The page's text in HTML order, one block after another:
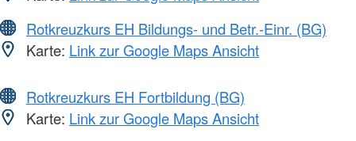
Rotkreuzkurs EH Bildungs- und Betr.-Einr. (BG)
Karte: Link zur Google Maps Ansicht
Rotkreuzkurs EH Fortbildung (BG)
Karte: Link zur Google Maps Ansicht